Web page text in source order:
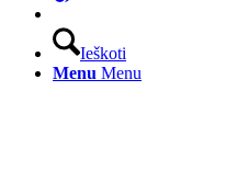
Ieškoti
Menu Menu